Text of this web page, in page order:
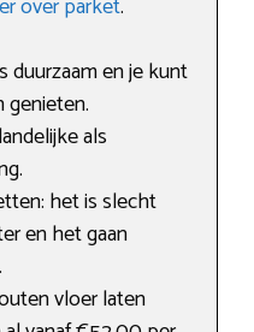
over parket.
duurzaam en je kunt
genieten.
als
het is slecht
en het gaan
vloer laten